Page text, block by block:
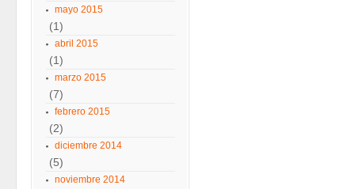
mayo 2015
(1)
abril 2015
(1)
marzo 2015
(7)
febrero 2015
(2)
diciembre 2014
(5)
noviembre 2014